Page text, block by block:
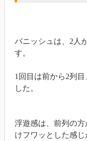
バニッシュは、2人
す。
1回目は前から2列
した。
浮遊感は、前列の
けフワッとした感